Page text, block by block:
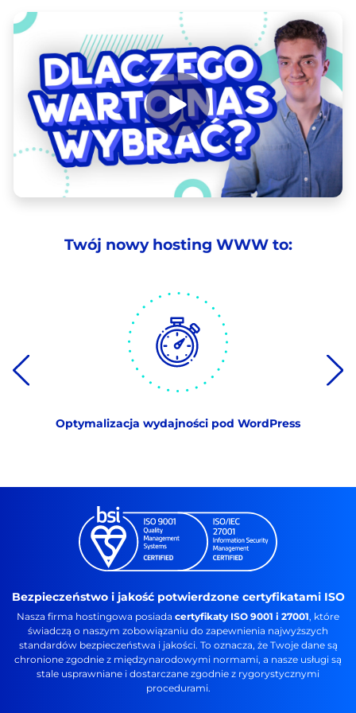
Twój nowy hosting WWW to:
Optymalizacja wydajności pod WordPress
Bezpieczeństwo i jakość potwierdzone certyfikatami ISO
Nasza firma hostingowa posiada certyfikaty ISO 9001 i 27001, które
świadczą o naszym zobowiązaniu do zapewnienia najwyższych
standardów bezpieczeństwa i jakości. To oznacza, że Twoje dane są
chronione zgodnie z międzynarodowymi normami, a nasze usługi są
stale usprawniane i dostarczane zgodnie z rygorystycznymi
procedurami.